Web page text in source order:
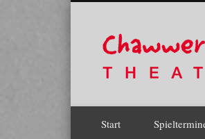
Theater Chawwerusch
Vimeo
Start